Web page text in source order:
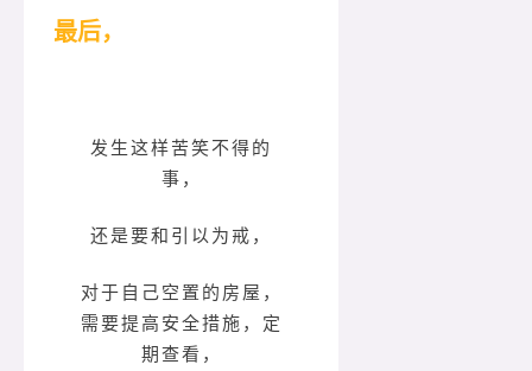
最后，
发生这样苦笑不得的
事，
还是要和引以为戒，
对于自己空置的房屋，
需要提高安全措施，定
期查看，